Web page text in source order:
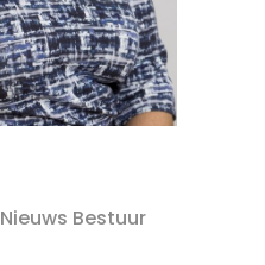
Nieuws Bestuur